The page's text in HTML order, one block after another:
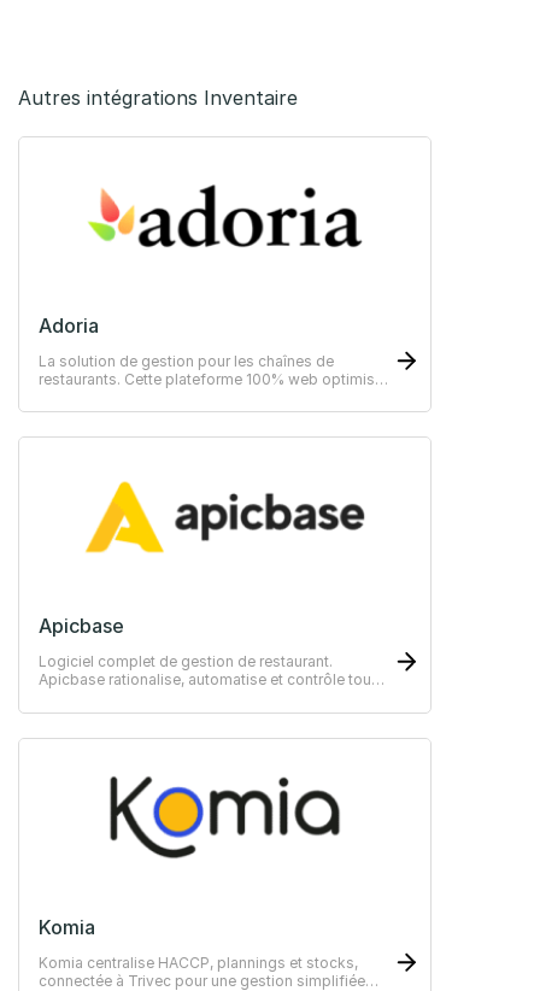
Autres intégrations Inventaire
Adoria
La solution de gestion pour les chaînes de
restaurants. Cette plateforme 100% web optimise
pilotage de l’activité, avec un calcul précis du
Food Cost et des analyses BI avancées.
Apicbase
Logiciel complet de gestion de restaurant.
Apicbase rationalise, automatise et contrôle tous
Komia
Komia centralise HACCP, plannings et stocks,
connectée à Trivec pour une gestion simplifiée